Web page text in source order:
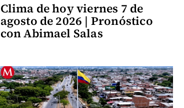
Clima de hoy viernes 7 de
agosto de 2026 | Pronóstico
con Abimael Salas